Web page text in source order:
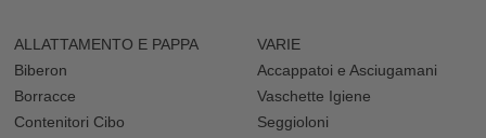
ALLATTAMENTO E PAPPA
Biberon
Borracce
Contenitori Cibo
VARIE
Accappatoi e Asciugamani
Vaschette Igiene
Seggioloni